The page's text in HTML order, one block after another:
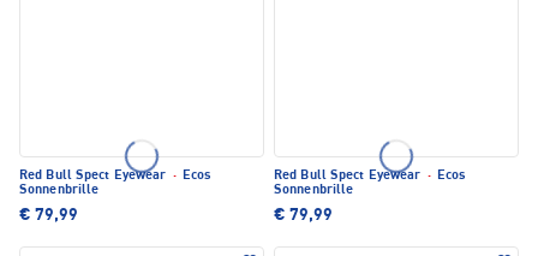
Red Bull Spect Eyewear · Ecos
Sonnenbrille
€ 79,99
Red Bull Spect Eyewear · Ecos
Sonnenbrille
€ 79,99